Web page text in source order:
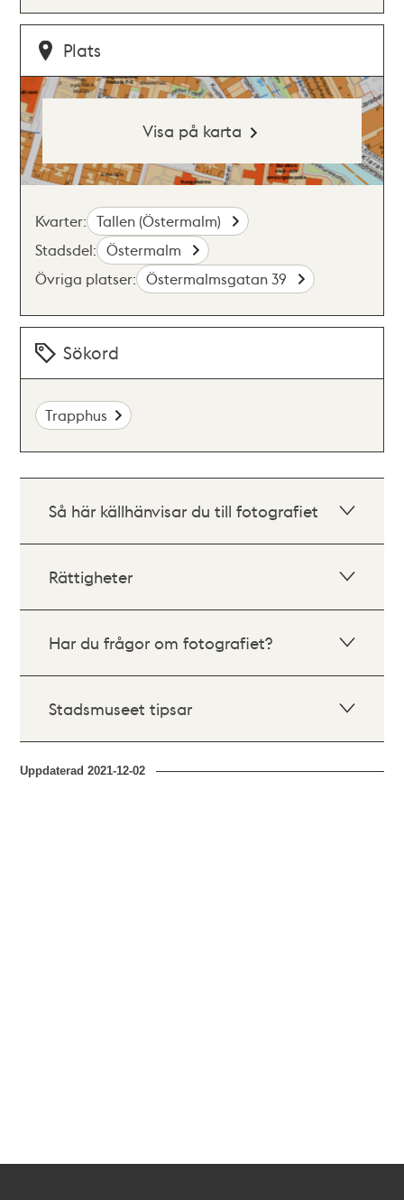
Plats
Visa på karta
Kvarter: Tallen (Östermalm)
Stadsdel: Östermalm
Övriga platser: Östermalmsgatan 39
Sökord
Trapphus
Så här källhänvisar du till fotografiet
Rättigheter
Har du frågor om fotografiet?
Stadsmuseet tipsar
Uppdaterad2021-12-02